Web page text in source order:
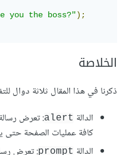
you the boss?");
الخلاصة
ذكرنا في هذا المقال ثلاثة دوال
الدالة alert: تعرض
كافة عمليات الصفحة حتى
الدالة prompt: تعرض